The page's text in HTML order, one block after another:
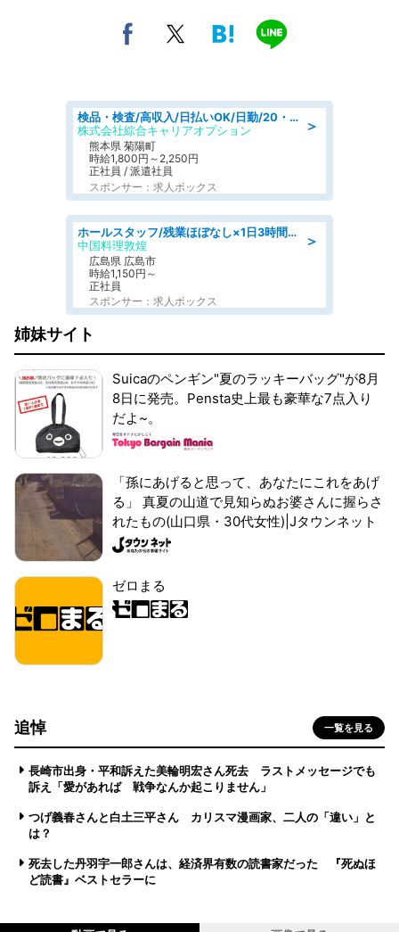
＞
検品・検査/高収入/日払いOK/日勤/20・30・40代活躍中/製造 工場
株式会社綜合キャリアオプション
熊本県 菊陽町
時給1,800円～2,250円
正社員 / 派遣社員
スポンサー：求人ボックス
＞
ホールスタッフ/残業ほぼなし×1日3時間〜勤務OK!フォロー体制も充実/広島県/広島市南区
中国料理敦煌
広島県 広島市
時給1,150円～
正社員
スポンサー：求人ボックス
姉妹サイト
Suicaのペンギン"夏のラッキーバッグ"が8月
8日に発売。Pensta史上最も豪華な7点入り
だよ~。
「孫にあげると思って、あなたにこれをあげ
る」 真夏の山道で見知らぬお婆さんに握らさ
れたもの(山口県・30代女性)|Jタウンネット
ゼロまる
追悼 一覧を見る
長崎市出身・平和訴えた美輪明宏さん死去 ラストメッセージでも
訴え「愛があれば 戦争なんか起こりません」
つげ義春さんと白土三平さん カリスマ漫画家、二人の「違い」と
は？
死去した丹羽宇一郎さんは、経済界有数の読書家だった 『死ぬほ
ど読書』ベストセラーに